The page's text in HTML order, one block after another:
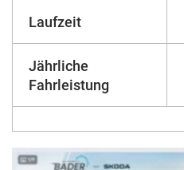
Laufzeit
Jährliche
Fahrleistung